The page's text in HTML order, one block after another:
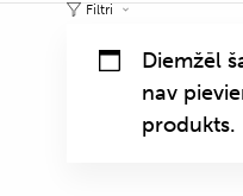
Filtri
Diemžēl
nav
produkts.